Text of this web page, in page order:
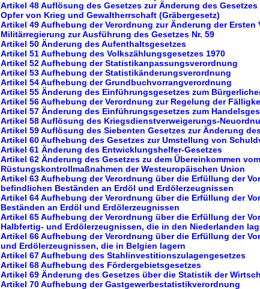
Artikel 48 Auflösung des Gesetzes zur Änderung des
Opfer von Krieg und Gewaltherrschaft (Gräbergesetz)
Artikel 49 Aufhebung der Verordnung zur Änderung der
Militärregierung zur Ausführung des Gesetzes Nr. 59
Artikel 50 Änderung des Aufenthaltsgesetzes
Artikel 51 Aufhebung des Volkszählungsgesetzes 1970
Artikel 52 Aufhebung der Statistikanpassungsverordnung
Artikel 53 Aufhebung der Statistikänderungsverordnung
Artikel 54 Aufhebung der Grundbuchvorrangverordnung
Artikel 55 Änderung des Einführungsgesetzes zum
Artikel 56 Aufhebung der Verordnung zur Regelung der
Artikel 57 Änderung des Einführungsgesetzes zum
Artikel 58 Auflösung des Kriegsdienstverweigerungs-
Artikel 59 Auflösung des Siebenten Gesetzes zur Änderung
Artikel 60 Aufhebung des Gesetzes zur Umstellung von
Artikel 61 Änderung des Entwicklungshelfer-Gesetzes
Artikel 62 Änderung des Gesetzes zu dem Übereinkommen
Rüstungskontrollmaßnahmen der Westeuropäischen Union
Artikel 63 Aufhebung der Verordnung über die Erfüllung der
befindlichen Beständen an Erdöl und Erdölerzeugnissen
Artikel 64 Aufhebung der Verordnung über die Erfüllung der
Beständen an Erdöl und Erdölerzeugnissen
Artikel 65 Aufhebung der Verordnung über die Erfüllung der
Halbfertig- und Erdölerzeugnissen, die in den Niederlanden
Artikel 66 Aufhebung der Verordnung über die Erfüllung der
und Erdölerzeugnissen, die in Belgien lagern
Artikel 67 Aufhebung des Stahlinvestitionszulagengesetzes
Artikel 68 Aufhebung des Fördergebietsgesetzes
Artikel 69 Änderung des Gesetzes über die Statistik der
Artikel 70 Aufhebung der Gastgewerbestatistikverordnung